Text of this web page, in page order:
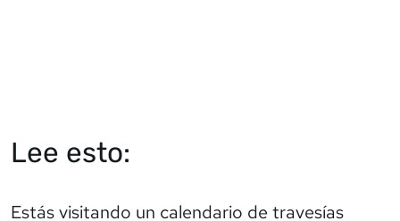
Lee esto:
Estás visitando un calendario de travesías